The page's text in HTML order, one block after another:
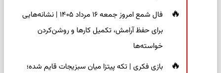
فال شمع امروز جمعه ۱۶ مرداد ۱۴۰۵ | نشانه‌هایی
برای حفظ آرامش، تکمیل کارها و روشن‌کردن
خواسته‌ها
بازی فکری | تکه پیتزا میان سبزیجات قایم شده؛